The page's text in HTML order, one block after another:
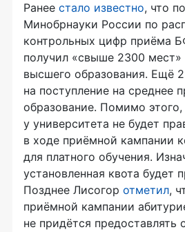
Ранее стало известно, что
Минобрнауки России по
контрольных цифр приёма
получил «свыше 2300
высшего образования. Ещё
на поступление на среднее
образование. Помимо
у университета не будет
в ходе приёмной кампании
для платного обучения.
установленная квота будет
Позднее Лисогор отметил,
приёмной кампании
не придётся предоставлять